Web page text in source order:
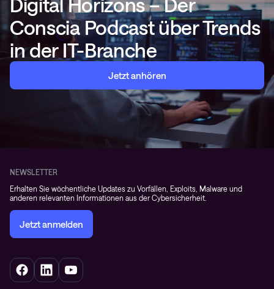
Digital Horizons – Der
Conscia Podcast über Trends
in der IT-Branche
Jetzt anhören
NEWSLETTER
Erhalten Sie wöchentliche Updates zu Vorfällen, Exploits, Malware und
anderen relevanten Informationen aus der Cybersicherheit.
Jetzt anmelden